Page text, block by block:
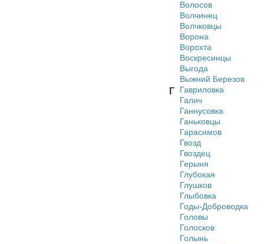
Волосов
Волчинец
Волчковцы
Ворона
Ворохта
Воскресинцы
Выгода
Выжний Березов
Г
Гавриловка
Галич
Ганнусовка
Ганьковцы
Гарасимов
Гвозд
Гвоздец
Герыня
Глубокая
Глушков
Глыбовка
Годы-Доброводка
Головы
Голосков
Голынь